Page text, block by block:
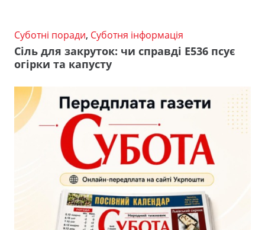
Суботні поради, Суботня інформація
Сіль для закруток: чи справді Е536 псує
огірки та капусту